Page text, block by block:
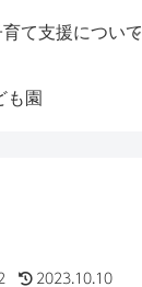
て支援について
も園
2023.10.10